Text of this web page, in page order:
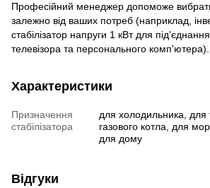
Професійний менеджер допоможе
залежно від ваших потреб (наприклад,
стабілізатор напруги 1 кВт для
телевізора та персонального комп'ютера).
Характеристики
Призначення
стабілізатора
для холодильника, для
газового котла, для
для дому
Відгуки